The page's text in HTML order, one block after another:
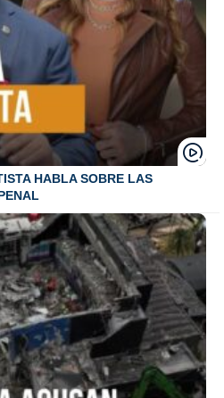
HABLA SOBRE LAS